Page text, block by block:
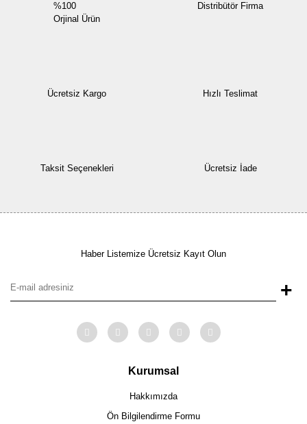
%100
Orjinal Ürün
Distribütör Firma
Ücretsiz Kargo Hızlı Teslimat
Taksit Seçenekleri Ücretsiz İade
Haber Listemize Ücretsiz Kayıt Olun
+
Kurumsal
Hakkımızda
Ön Bilgilendirme Formu